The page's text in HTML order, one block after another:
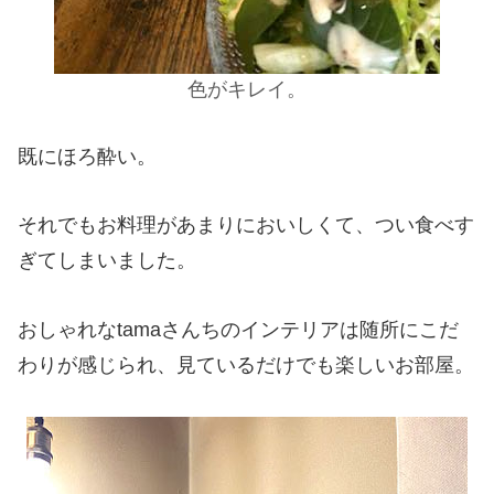
色がキレイ。
既にほろ酔い。
それでもお料理があまりにおいしくて、つい食べす
ぎてしまいました。
おしゃれなtamaさんちのインテリアは随所にこだ
わりが感じられ、見ているだけでも楽しいお部屋。